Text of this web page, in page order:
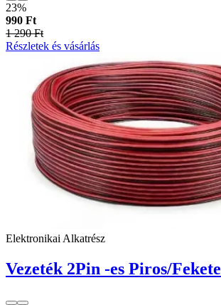
23%
990 Ft
1 290 Ft
Részletek és vásárlás
Elektronikai Alkatrész
Vezeték 2Pin -es Piros/Fekete